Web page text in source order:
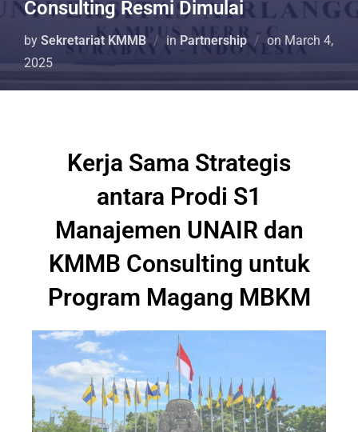
Consulting Resmi Dimulai
by Sekretariat KMMB in Partnership on March 4,
2025
Kerja Sama Strategis
antara Prodi S1
Manajemen UNAIR dan
KMMB Consulting untuk
Program Magang MBKM